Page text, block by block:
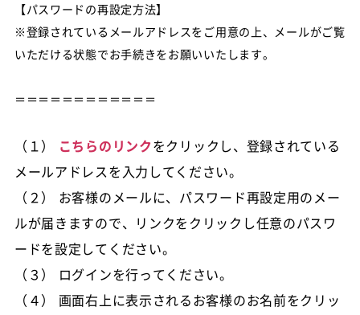
【パスワードの再設定方法】
※登録されているメールアドレスをご用意の上、メールがご覧
いただける状態でお手続きをお願いいたします。
＝＝＝＝＝＝＝＝＝＝＝＝
（１） こちらのリンクをクリックし、登録されている
メールアドレスを入力してください。
（２） お客様のメールに、パスワード再設定用のメー
ルが届きますので、リンクをクリックし任意のパスワ
ードを設定してください。
（３） ログインを行ってください。
（４） 画面右上に表示されるお客様のお名前をクリッ